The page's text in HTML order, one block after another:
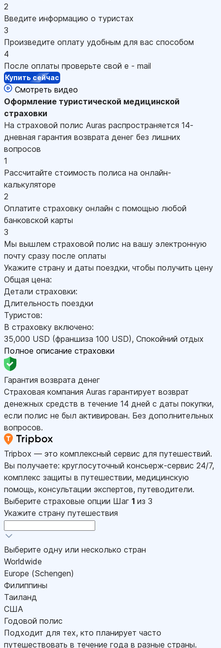
2
Введите информацию о туристах
3
Произведите оплату удобным для вас способом
4
После оплаты проверьте свой e - mail
Купить сейчас
Смотреть видео
Оформление туристической медицинской
страховки
На страховой полис Auras распространяется 14-
дневная гарантия возврата денег без лишних
вопросов
1
Рассчитайте стоимость полиса на онлайн-
калькуляторе
2
Оплатите страховку онлайн с помощью любой
банковской карты
3
Мы вышлем страховой полис на вашу электронную
почту сразу после оплаты
Укажите страну и даты поездки, чтобы получить цену
Общая цена:
Детали страховки:
Длительность поездки
Туристов:
В страховку включено:
35,000 USD (франшиза 100 USD), Спокойний отдых
Полное описание страховки
Гарантия возврата денег
Страховая компания Auras гарантирует возврат
денежных средств в течение 14 дней с даты покупки,
если полис не был активирован. Без дополнительных
вопросов.
Tripbox — это комплексный сервис для путешествий.
Вы получаете: круглосуточный консьерж-сервис 24/7,
комплекс защиты в путешествии, медицинскую
помощь, консультации экспертов, путеводители.
Выберите страховые опции Шаг 1 из 3
Укажите страну путешествия
Выберите одну или несколько стран
Worldwide
Europe (Schengen)
Филиппины
Таиланд
США
Годовой полис
Подходит для тех, кто планирует часто
путешествовать в течение года в разные страны.